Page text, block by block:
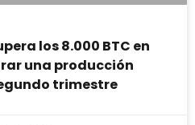
los 8.000 BTC en
una producción
trimestre